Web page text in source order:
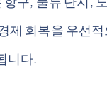
제 회복을 우선
니다.